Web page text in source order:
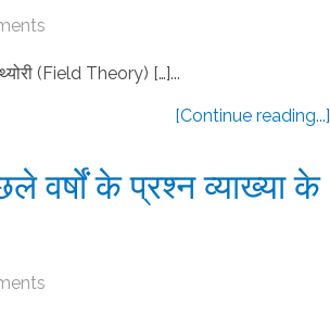
(Field Theory) […]...
[Continue reading...]
वर्षों के प्रश्न व्याख्या के